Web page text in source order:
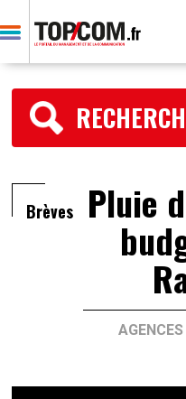
Brèves Pluie
AGENCES